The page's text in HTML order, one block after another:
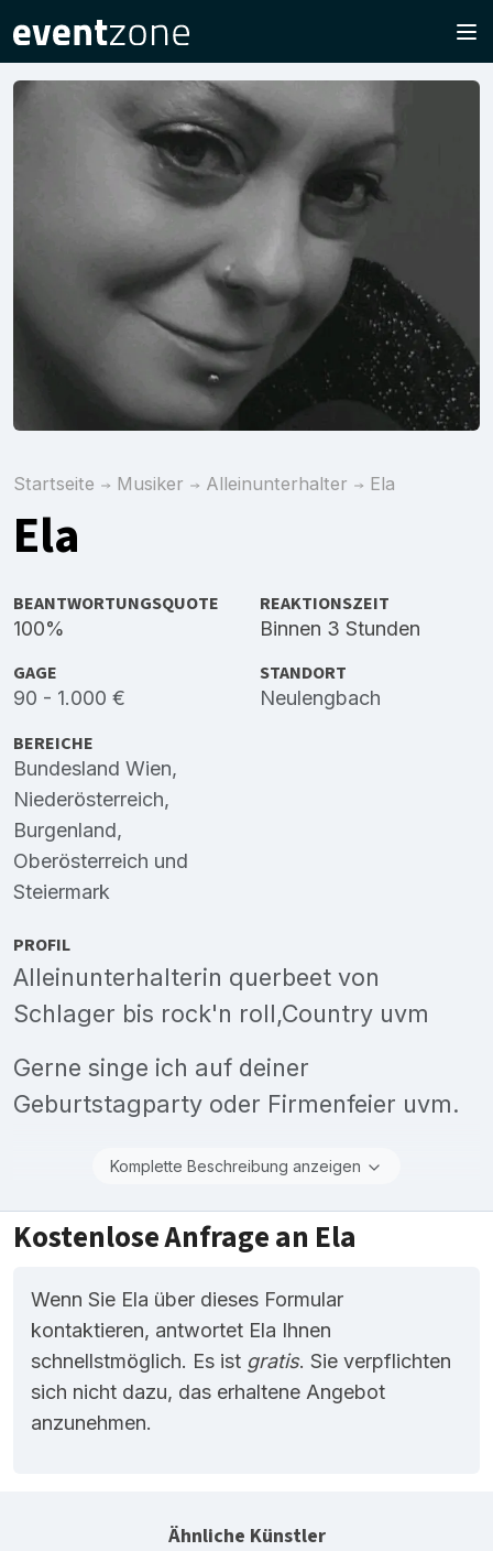
Startseite Musiker Alleinunterhalter Ela
Ela
BEANTWORTUNGSQUOTE
100%
REAKTIONSZEIT
Binnen 3 Stunden
GAGE
90 - 1.000 €
STANDORT
Neulengbach
BEREICHE
Bundesland Wien,
Niederösterreich,
Burgenland,
Oberösterreich und
Steiermark
PROFIL
Alleinunterhalterin querbeet von
Schlager bis rock'n roll,Country uvm
Gerne singe ich auf deiner
Geburtstagparty oder Firmenfeier uvm.
Komplette Beschreibung anzeigen
Kostenlose Anfrage an Ela
Wenn Sie Ela über dieses Formular
kontaktieren, antwortet Ela Ihnen
schnellstmöglich. Es ist gratis. Sie verpflichten
sich nicht dazu, das erhaltene Angebot
anzunehmen.
Ähnliche Künstler